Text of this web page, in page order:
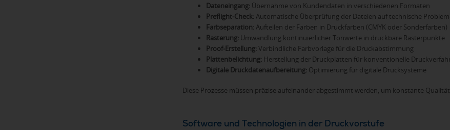
Dateneingang:Übernahme von Kundendaten in verschiedenen Formaten
Preflight-Check:Automatische Überprüfung der Dateien auf technische
Farbseparation:Aufteilen der Farben in Druckfarben (CMYK oder Sonderfarben)
Rasterung:Umwandlung kontinuierlicher Tonwerte in druckbare Rasterpunkte
Proof-Erstellung:Verbindliche Farbvorlage für die Druckabstimmung
Plattenbelichtung:Herstellung der Druckplatten für konventionelle
Digitale Druckdatenaufbereitung:Optimierung für digitale Drucksysteme
Diese Prozesse müssen präzise aufeinander abgestimmt werden, um konstante
Software und Technologien in der Druckvorstufe